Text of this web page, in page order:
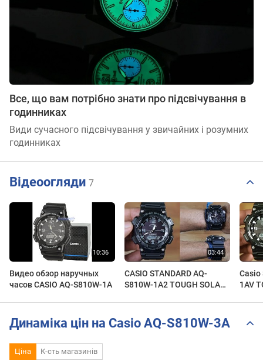
Все, що вам потрібно знати про підсвічування в
годинниках
Види сучасного підсвічування у звичайних і розумних
годинниках
Відеоогляди 7
Видео обзор наручных
часов CASIO AQ-S810W-1A
CASIO STANDARD AQ-
S810W-1A2 TOUGH SOLAR -
Casio
1AV
Динаміка цін на Casio AQ-S810W-3A
Ціна К-сть магазинів